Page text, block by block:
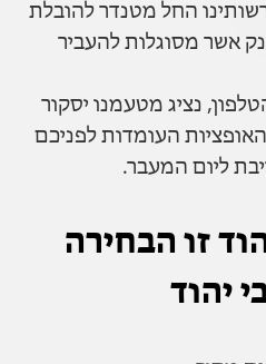
החל מטנדר להובלת
אשר מסוגלות להעביר
נציג מטעמנו יסקור
העומדות לפניכם
ליום המעבר.
זו הבחירה
יהוד